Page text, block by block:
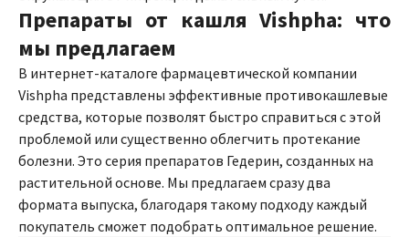
Препараты от кашля Vishpha: что
мы предлагаем
В интернет-каталоге фармацевтической компании
Vishpha представлены эффективные противокашлевые
средства, которые позволят быстро справиться с этой
проблемой или существенно облегчить протекание
болезни. Это серия препаратов Гедерин, созданных на
растительной основе. Мы предлагаем сразу два
формата выпуска, благодаря такому подходу каждый
покупатель сможет подобрать оптимальное решение.